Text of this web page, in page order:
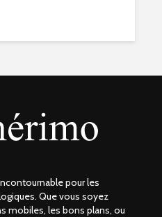
pour les
Que vous soyez
mobiles, les bons plans, ou